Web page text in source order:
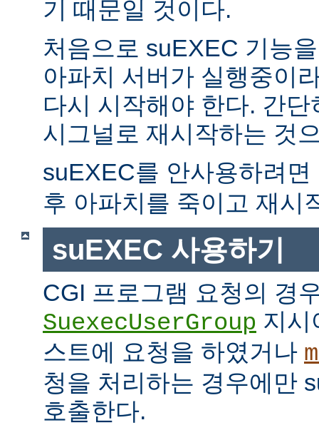
기 때문일 것이다.
처음으로 suEXEC 기능
아파치 서버가 실행중이
다시 시작해야 한다. 간
시그널로 재시작하는 것
suEXEC를 안사용하려면
후 아파치를 죽이고 재시
suEXEC 사용하기
CGI 프로그램 요청의 경
SuexecUserGroup 지시
스트에 요청을 하였거나
청을 처리하는 경우에만
호출한다.